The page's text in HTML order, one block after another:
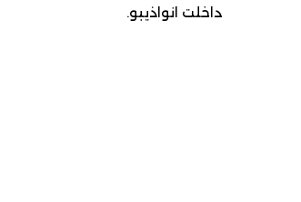
داخلت انواذيبو.